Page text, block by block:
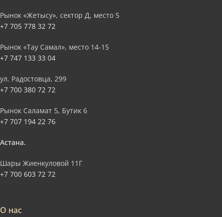
Рынок «Жетысу», сектор Д, место 5
+7 705 778 32 72
Рынок «Тау Самал», место 14-15
+7 747 133 33 04
ул. Радостовца, 299
+7 700 380 72 72
Рынок Саламат 5, Бутик 6
+7 707 194 22 76
Астана.
Шары Жиенкуловой 11Г
+7 700 603 72 72
О нас